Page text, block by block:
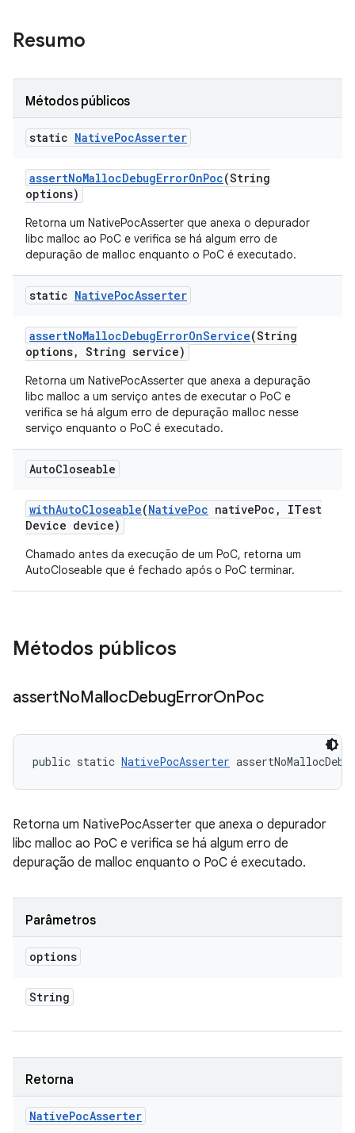
Resumo
Métodos públicos
static NativePocAsserter
assertNoMallocDebugErrorOnPoc(String
options)
Retorna um NativePocAsserter que anexa o depurador
libc malloc ao PoC e verifica se há algum erro de
depuração de malloc enquanto o PoC é executado.
static NativePocAsserter
assertNoMallocDebugErrorOnService(String
options, String service)
Retorna um NativePocAsserter que anexa a depuração
libc malloc a um serviço antes de executar o PoC e
verifica se há algum erro de depuração malloc nesse
serviço enquanto o PoC é executado.
AutoCloseable
withAutoCloseable(NativePoc nativePoc ,
ITest
Device device)
Chamado antes da execução de um PoC, retorna um
AutoCloseable que é fechado após o PoC terminar.
Métodos públicos
assertNoMallocDebugErrorOnPoc
public static NativePocAsserter
Retorna um NativePocAsserter que anexa o depurador
libc malloc ao PoC e verifica se há algum erro de
depuração de malloc enquanto o PoC é executado.
Parâmetros
options
String
Retorna
NativePocAsserter